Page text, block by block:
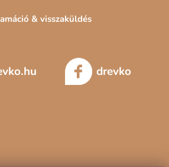
& visszaküldés
drevko